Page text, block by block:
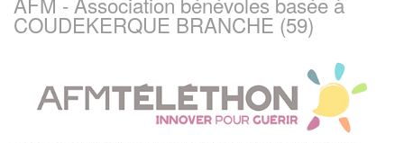
COUDEKERQUE BRANCHE (59)